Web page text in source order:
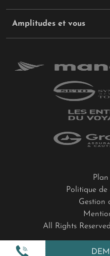
Amplitudes et vous
Politique
Gestion
All Rights